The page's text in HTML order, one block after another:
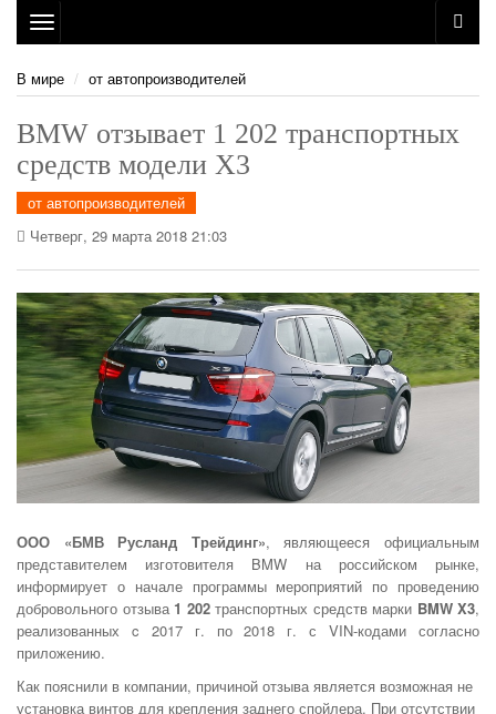
Toggle
navigation
В мире
от автопроизводителей
BMW отзывает 1 202 транспортных
средств модели X3
от автопроизводителей
Четверг, 29 марта 2018 21:03
ООО «БМВ Русланд Трейдинг», являющееся официальным
представителем изготовителя BMW на российском рынке,
информирует о начале программы мероприятий по проведению
добровольного отзыва 1 202 транспортных средств марки BMW X3,
реализованных c 2017 г. по 2018 г. с VIN-кодами согласно
приложению.
Как пояснили в компании, причиной отзыва является возможная не
установка винтов для крепления заднего спойлера. При отсутствии